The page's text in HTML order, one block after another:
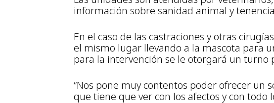
información sobre sanidad animal y
En el caso de las castraciones y otras
el mismo lugar llevando a la mascota para
para la intervención se le otorgará un turno
“Nos pone muy contentos poder ofrecer un
que tiene que ver con los afectos y con todo